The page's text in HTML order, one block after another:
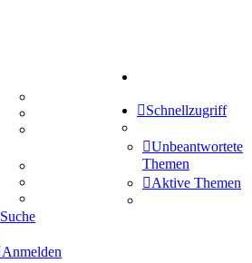
Treffenübersicht
Zitatesammlung
Schiffe versenken
Schnellzugriff
Unbeantwortete
Themen
Aktive Themen
Suche
Anmelden